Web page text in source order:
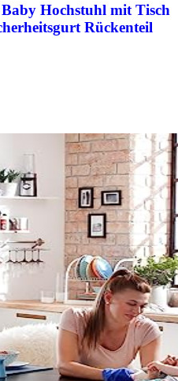
Hochstuhl mit Tisch
Rückenteil